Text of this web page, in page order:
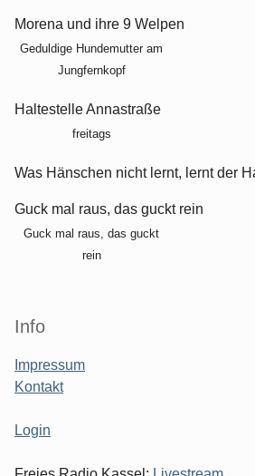
Morena und ihre 9 Welpen
Geduldige Hundemutter am
Jungfernkopf
Haltestelle Annastraße
freitags
Was Hänschen nicht lernt, lernt der
Guck mal raus, das guckt rein
Guck mal raus, das guckt
rein
Info
Impressum
Kontakt
Login